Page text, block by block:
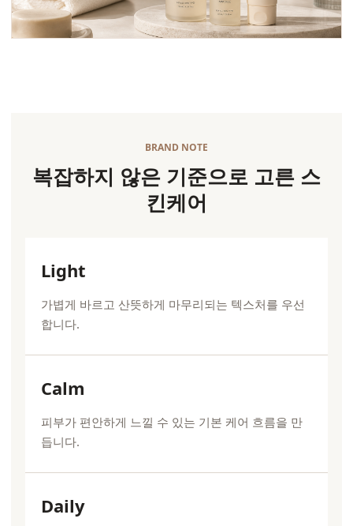
BRAND NOTE
복잡하지 않은 기준으로 고른 스
킨케어
Light
가볍게 바르고 산뜻하게 마무리되는 텍스처를 우선
합니다.
Calm
피부가 편안하게 느낄 수 있는 기본 케어 흐름을 만
듭니다.
Daily